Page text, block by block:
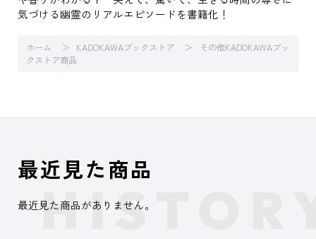
気づける幽霊のリアルエピソードを書籍化！
ホーム KADOKAWAブックストア
その他KADOKAWAブッ
クストア商品
最近見た商品
最近見た商品がありません。